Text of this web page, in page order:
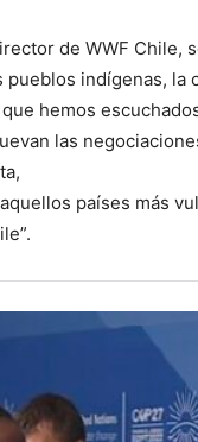
de WWF Chile,
indígenas, la
hemos
las
países más